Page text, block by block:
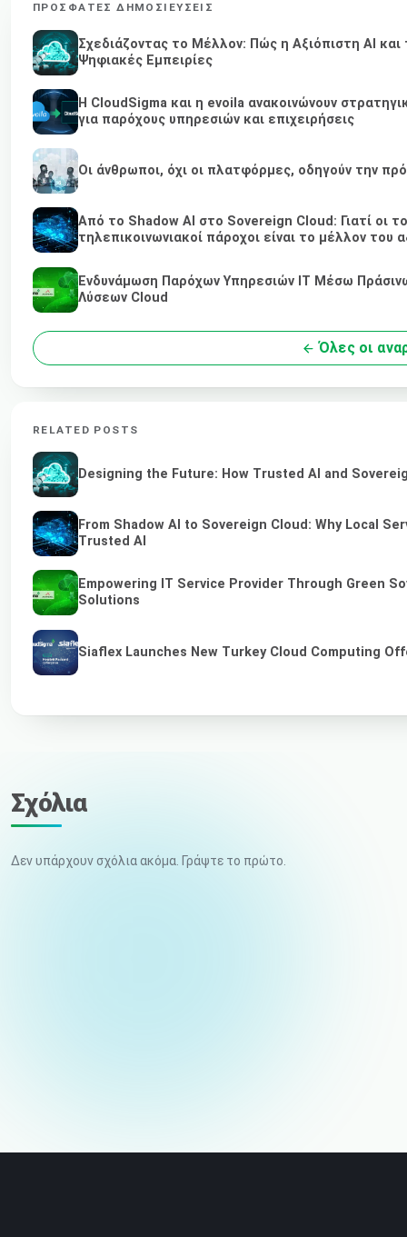
ΠΡΌΣΦΑΤΕΣ ΔΗΜΟΣΙΕΎΣΕΙΣ
Σχεδιάζοντας το Μέλλον: Πώς η Αξιόπιστη AI
Ψηφιακές Εμπειρίες
Η CloudSigma και η evoila ανακοινώνουν
για παρόχους υπηρεσιών και επιχειρήσεις
Οι άνθρωποι, όχι οι πλατφόρμες, οδηγούν την
Από το Shadow AI στο Sovereign Cloud: Γιατί οι
τηλεπικοινωνιακοί πάροχοι είναι το μέλλον του
Ενδυνάμωση Παρόχων Υπηρεσιών IT Μέσω
Λύσεων Cloud
Όλες οι
RELATED POSTS
Designing the Future: How Trusted AI and
From Shadow AI to Sovereign Cloud: Why Local
Trusted AI
Empowering IT Service Provider Through Green
Solutions
Siaflex Launches New Turkey Cloud Computing
Σχόλια
Δεν υπάρχουν σχόλια ακόμα. Γράψτε το πρώτο.